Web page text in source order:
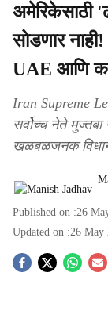
अमेरिकेसाठी
सोडणार
UAE आणि
Iran Supreme
सर्वोच्च नेते
खळबळजनक
Published on :26
Updated on :26 May
S